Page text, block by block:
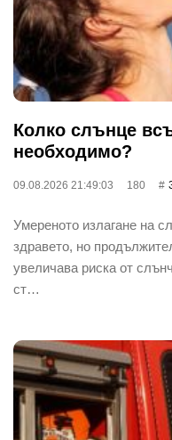
Колко слънце
необходимо?
09.08.2026 21:49:03 180
Умереното излагане на
здравето, но
увеличава риска от
ст…